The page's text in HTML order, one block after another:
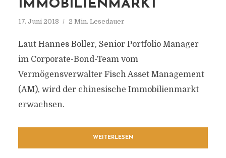
IMMOBILIENMARKT“
17. Juni 2018 2 Min. Lesedauer
Laut Hannes Boller, Senior Portfolio Manager
im Corporate-Bond-Team vom
Vermögensverwalter Fisch Asset Management
(AM), wird der chinesische Immobilienmarkt
erwachsen.
WEITERLESEN